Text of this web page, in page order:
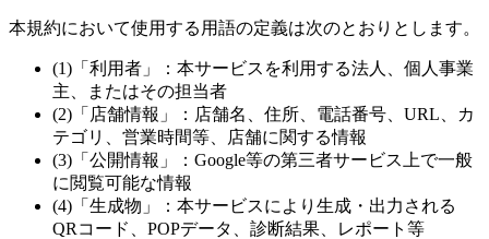
本規約において使用する用語の定義は次のとおりとします。
(1)「利用者」：本サービスを利用する法人、個人事業
主、またはその担当者
(2)「店舗情報」：店舗名、住所、電話番号、URL、カ
テゴリ、営業時間等、店舗に関する情報
(3)「公開情報」：Google等の第三者サービス上で一般
に閲覧可能な情報
(4)「生成物」：本サービスにより生成・出力される
QRコード、POPデータ、診断結果、レポート等